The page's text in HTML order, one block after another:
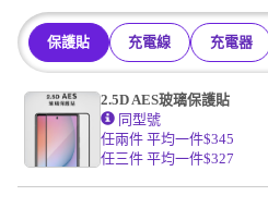
掛繩
保護貼 充電線 充電器
2.5D AES玻璃保護貼
同型號
任兩件 平均一件$345
任三件 平均一件$327